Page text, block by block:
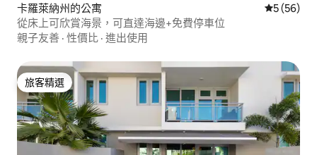
卡羅萊納州的公寓 從 56 則評
5 (56)
從床上可欣賞海景，可直達海邊+免費停車位
親子友善 · 性價比 · 進出使用
旅客精選
旅客精選